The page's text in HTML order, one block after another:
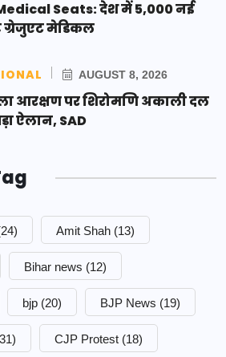
Seats: देश में 5,000 नई
ग्रेजुएट मेडिकल
AUGUST 8, 2026
आरक्षण पर शिरोमणि अकाली दल
ऐलान, SAD
Amit Shah (13)
Bihar news (12)
bjp (20) BJP News (19)
CJP Protest (18)